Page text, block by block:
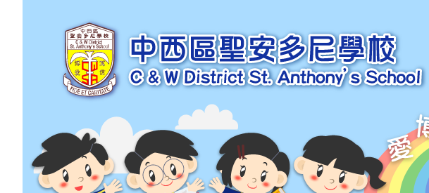
校慶活動
管理與組織
校風及學生支援
學生表現